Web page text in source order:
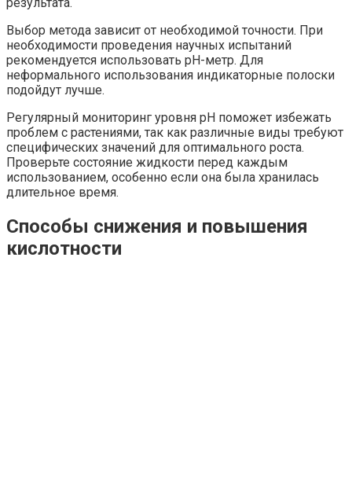
Выбор метода зависит от необходимой точности. При
необходимости проведения научных испытаний
рекомендуется использовать pH-метр. Для
неформального использования индикаторные полоски
подойдут лучше.
Регулярный мониторинг уровня pH поможет избежать
проблем с растениями, так как различные виды требуют
специфических значений для оптимального роста.
Проверьте состояние жидкости перед каждым
использованием, особенно если она была хранилась
длительное время.
Способы снижения и повышения
кислотности